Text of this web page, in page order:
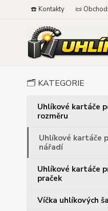
☎️ Kontakty 📜
🗂️ KATEGORIE
Uhlíkové kartáče
rozměru
Uhlíkové kartáče
nářadí
Uhlíkové kartáče
praček
Víčka uhlíkových